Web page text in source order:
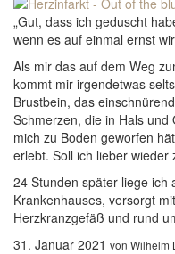
„Gut, dass ich geduscht
wenn es auf einmal ernst
Als mir das auf dem Weg
kommt mir irgendetwas
Brustbein, das
Schmerzen, die in Hals
mich zu Boden geworfen
erlebt. Soll ich lieber wieder
24 Stunden später liege ich
Krankenhauses, versorgt
Herzkranzgefäß und rund
31. Januar 2021 von Wilhelm